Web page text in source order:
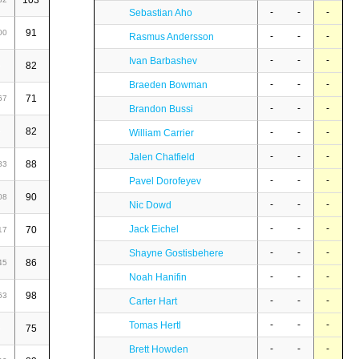
91 113
82 115 1,40
71 69 107 1,51
82 103 1,26
88
90
70 84 1,20
86 60 84
98 92
75 81 1,08
Sebastian Aho - - -
Rasmus Andersson - - -
Ivan Barbashev - - -
Braeden Bowman - - -
Brandon Bussi - - -
William Carrier - - -
Jalen Chatfield - - -
Pavel Dorofeyev - - -
Nic Dowd - - -
Jack Eichel - - -
Shayne Gostisbehere - - -
Noah Hanifin - - -
Carter Hart - - -
Tomas Hertl - - -
Brett Howden - - -